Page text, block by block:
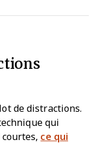
de distractions.
qui
ce qui